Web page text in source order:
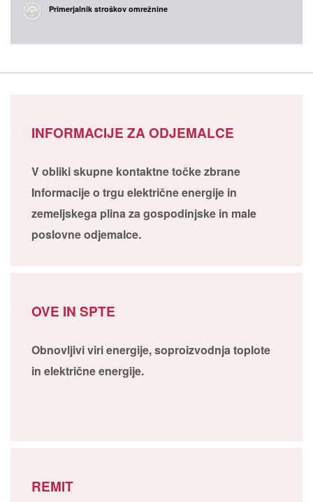
Primerjalnik stroškov omrežnine
INFORMACIJE ZA ODJEMALCE
V obliki skupne kontaktne točke zbrane
Informacije o trgu električne energije in
zemeljskega plina za gospodinjske in male
poslovne odjemalce.
OVE IN SPTE
Obnovljivi viri energije, soproizvodnja toplote
in električne energije.
REMIT